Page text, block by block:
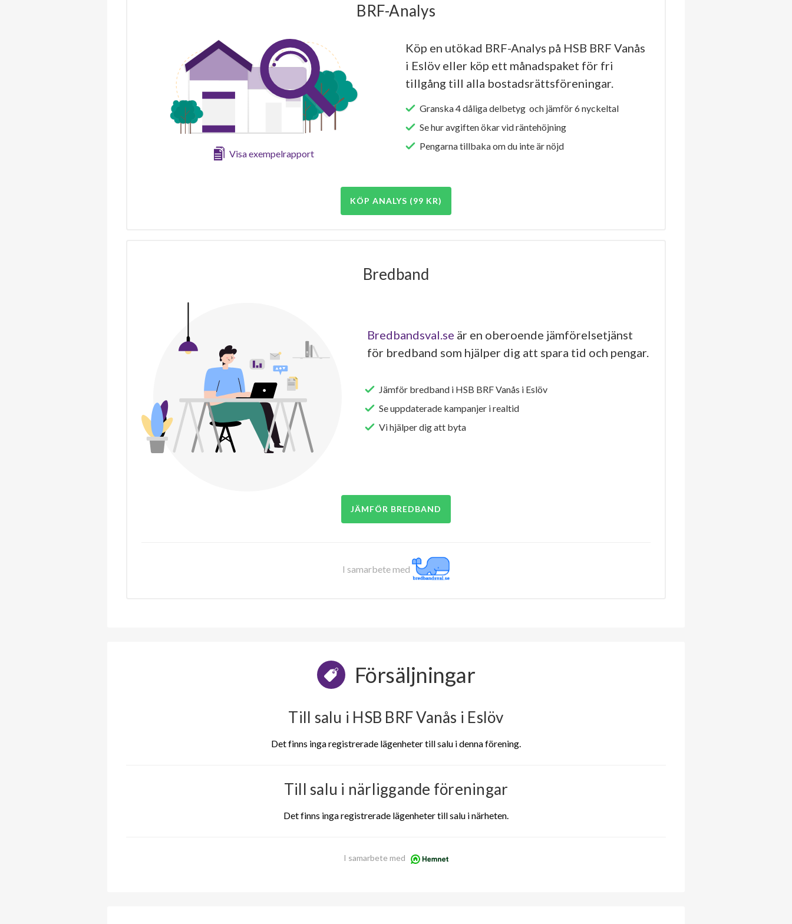
BRF-Analys
Visa exempelrapport
Köp en utökad BRF-Analys på HSB BRF Vanås
i Eslöv eller köp ett månadspaket för fri
tillgång till alla bostadsrättsföreningar.
Granska 4 dåliga delbetyg och jämför 6 nyckeltal
Se hur avgiften ökar vid räntehöjning
Pengarna tillbaka om du inte är nöjd
KÖP ANALYS (99 KR)
Bredband
Bredbandsval.se är en oberoende jämförelsetjänst
för bredband som hjälper dig att spara tid och pengar.
Jämför bredband i HSB BRF Vanås i Eslöv
Se uppdaterade kampanjer i realtid
Vi hjälper dig att byta
JÄMFÖR BREDBAND
I samarbete med
Försäljningar
Till salu i HSB BRF Vanås i Eslöv
Det finns inga registrerade lägenheter till salu i denna förening.
Till salu i närliggande föreningar
Det finns inga registrerade lägenheter till salu i närheten.
I samarbete med